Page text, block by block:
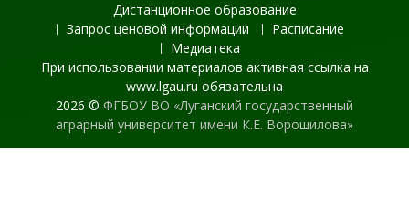
Дистанционное образование
Запрос ценовой информации
Расписание
Медиатека
При использовании материалов активная ссылка на
www.lgau.ru обязательна
2026 © ФГБОУ ВО «Луганский государственный
аграрный университет имени К.Е. Ворошилова»